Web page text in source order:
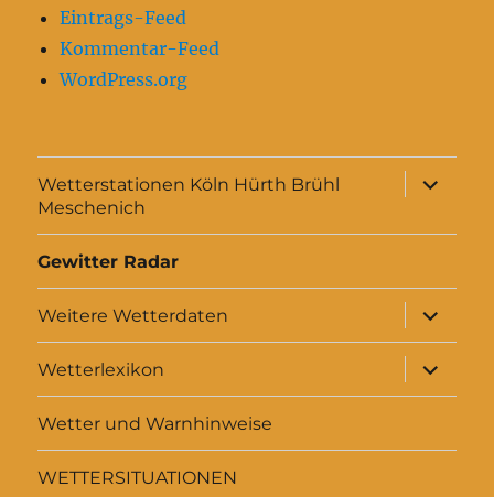
Eintrags-Feed
Kommentar-Feed
WordPress.org
Wetterstationen Köln Hürth Brühl
Meschenich
anzeigen
Gewitter Radar
Weitere Wetterdaten
anzeigen
Wetterlexikon
anzeigen
Wetter und Warnhinweise
WETTERSITUATIONEN